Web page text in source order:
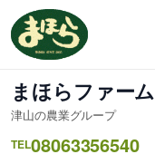
容
を
キ
ッ
プ
まほらファーム
津山の農業グループ
TEL08063356540